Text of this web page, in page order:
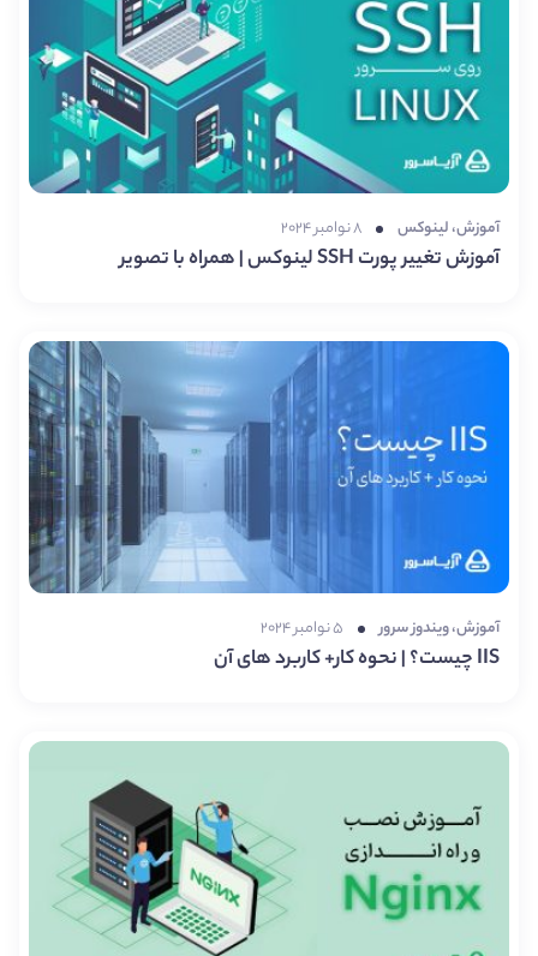
آموزش،لینوکس ۸ نوامبر ۲۰۲۴
آموزش تغییر پورت SSH لینوکس | همراه با تصویر
آموزش،ویندوز سرور ۵ نوامبر ۲۰۲۴
IIS چیست؟ | نحوه کار+ کاربرد های آن